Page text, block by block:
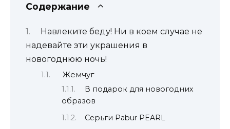
Содержание
Навлеките беду! Ни в коем случае не
надевайте эти украшения в
новогоднюю ночь!
Жемчуг
В подарок для новогодних
образов
Серьги Pabur PEARL